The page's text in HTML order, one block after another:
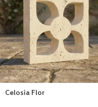
Celosía Flor